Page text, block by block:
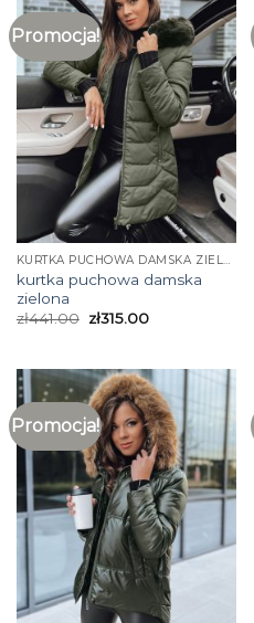
Promocja!
KURTKA PUCHOWA DAMSKA ZIELONA
kurtka puchowa damska
zielona
zł441.00 zł315.00
Promocja!